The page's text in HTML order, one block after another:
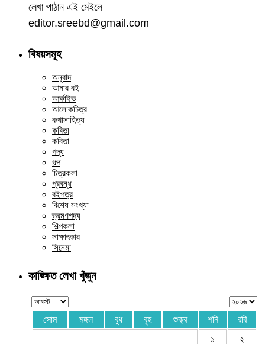
লেখা পাঠান এই মেইলে
editor.sreebd@gmail.com
বিষয়সমূহ
অনুবাদ
আমার বই
আর্কাইভ
আলোকচিত্র
কথাসাহিত্য
কবিতা
কবিতা
গদ্য
গল্প
চিত্রকলা
প্রবন্ধ
বইপত্র
বিশেষ সংখ্যা
ভ্রমণগদ্য
শিল্পকলা
সাক্ষাৎকার
সিনেমা
কাঙ্ক্ষিত লেখা খুঁজুন
সোম মঙ্গল বুধ বৃহ শুক্র শনি
রবি
১
২